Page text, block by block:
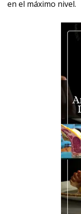
en el máximo nivel.